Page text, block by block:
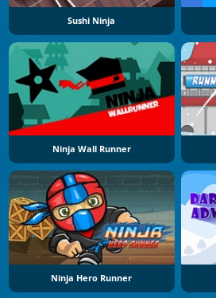
Sushi Ninja
Ninja Wall Runner
Ninja Hero Runner